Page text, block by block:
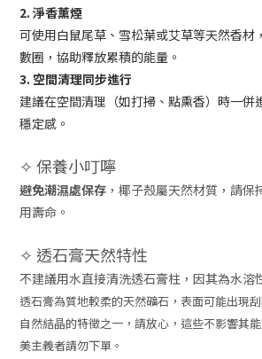
2. 淨香薰煙
可使用白鼠尾草、雪松葉或艾草等天然香材
數圈，協助釋放累積的能量。
3. 空間清理同步進行
建議在空間清理（如打掃、點熏香）時一併
穩定感。
✧ 保養小叮嚀
避免潮濕處保存 ，椰子殼屬天然材質，請保
用壽命。
✧ 透石膏天然特性
不建議用水直接清洗透石膏柱，因其為水溶
透石膏為質地較柔的天然礦石，表面可能出現
自然結晶的特徵之一，請放心，這些不影響其
美主義者請勿下單 。